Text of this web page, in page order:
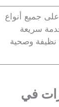
جميع أنواع
سريعة
نظيفة وصحية
في